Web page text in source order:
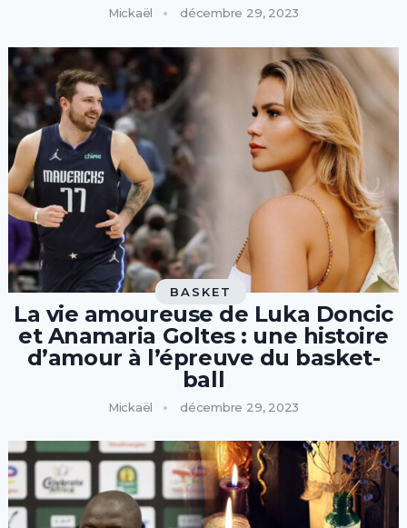
Mickaël décembre 29, 2023
BASKET
La vie amoureuse de Luka Doncic
et Anamaria Goltes : une histoire
d’amour à l’épreuve du basket-
ball
Mickaël décembre 29, 2023